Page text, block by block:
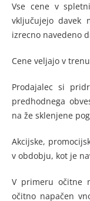
Vse cene v
vključujejo davek
izrecno navedeno
Cene veljajo v
Prodajalec si
predhodnega
na že sklenjene
Akcijske,
v obdobju, kot je
V primeru očitne
očitno napačen